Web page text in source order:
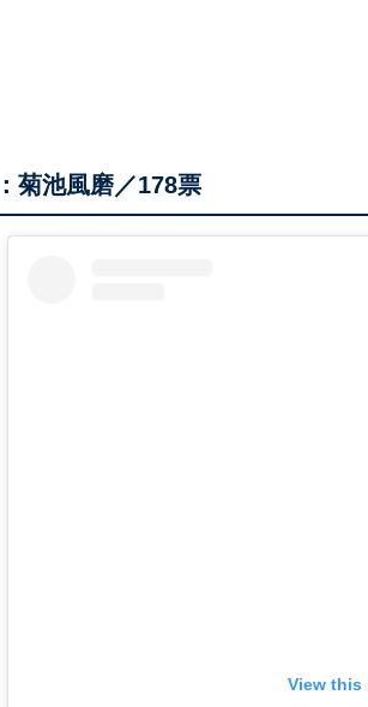
菊池風磨／178票
View this